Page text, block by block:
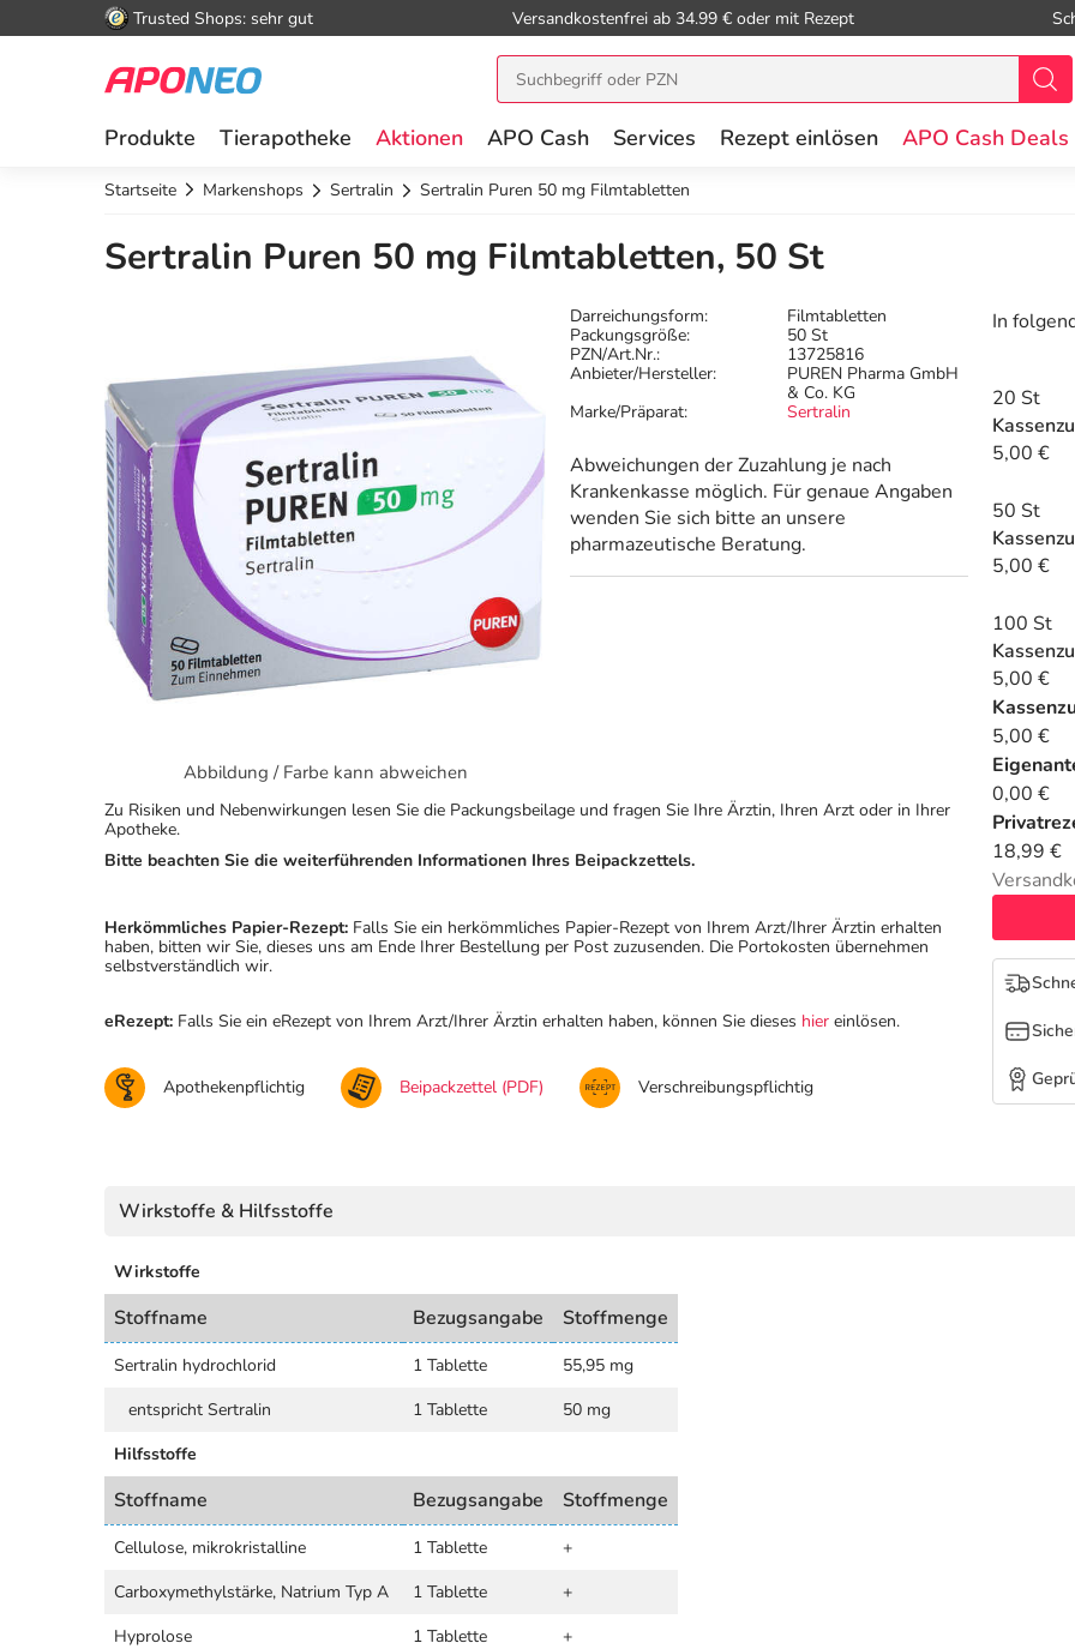
Trusted Shops: sehr gut Versandkostenfrei ab 34.99 € oder mit Rezept
Produkte Tierapotheke Aktionen APO Cash Services Rezept einlösen APO Cash Deals
Startseite Markenshops Sertralin Sertralin Puren 50 mg Filmtabletten
Sertralin Puren 50 mg Filmtabletten, 50 St
Abbildung / Farbe kann abweichen
Darreichungsform:
Filmtabletten
Packungsgröße:
50 St
PZN/Art.Nr.:
13725816
Anbieter/Hersteller:
PUREN Pharma GmbH
& Co. KG
Marke/Präparat:
Sertralin
Abweichungen der Zuzahlung je nach
Krankenkasse möglich. Für genaue Angaben
wenden Sie sich bitte an unsere
pharmazeutische Beratung.
In
20 St
5,00 €
50 St
5,00 €
100 St
5,00 €
5,00 €
0,00 €
18,99 €
Zu Risiken und Nebenwirkungen lesen Sie die Packungsbeilage und fragen Sie Ihre Ärztin, Ihren Arzt oder in Ihrer
Apotheke.
Bitte beachten Sie die weiterführenden Informationen Ihres Beipackzettels.
Herkömmliches Papier-Rezept: Falls Sie ein herkömmliches Papier-Rezept von Ihrem Arzt/Ihrer Ärztin erhalten
haben, bitten wir Sie, dieses uns am Ende Ihrer Bestellung per Post zuzusenden. Die Portokosten übernehmen
selbstverständlich wir.
eRezept: Falls Sie ein eRezept von Ihrem Arzt/Ihrer Ärztin erhalten haben, können Sie dieses hier einlösen.
Apothekenpflichtig Beipackzettel (PDF) Verschreibungspflichtig
Wirkstoffe & Hilfsstoffe
Wirkstoffe
Stoffname Bezugsangabe Stoffmenge
Sertralin hydrochlorid 1 Tablette
55,95 mg
entspricht Sertralin
1 Tablette
50 mg
Hilfsstoffe
Stoffname Bezugsangabe Stoffmenge
Cellulose, mikrokristalline 1 Tablette
+
Carboxymethylstärke, Natrium Typ A
1 Tablette
+
Hyprolose
1 Tablette
+